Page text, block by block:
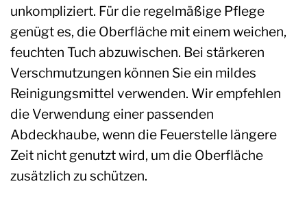
unkompliziert. Für die regelmäßige Pflege
genügt es, die Oberfläche mit einem weichen,
feuchten Tuch abzuwischen. Bei stärkeren
Verschmutzungen können Sie ein mildes
Reinigungsmittel verwenden. Wir empfehlen
die Verwendung einer passenden
Abdeckhaube, wenn die Feuerstelle längere
Zeit nicht genutzt wird, um die Oberfläche
zusätzlich zu schützen.